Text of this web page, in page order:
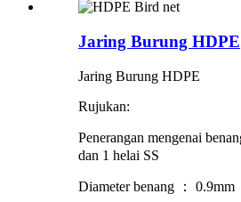
Jaring Burung HDPE
Jaring Burung HDPE
Rujukan:
Penerangan mengenai
dan 1 helai SS
Diameter benang ： 0.9mm